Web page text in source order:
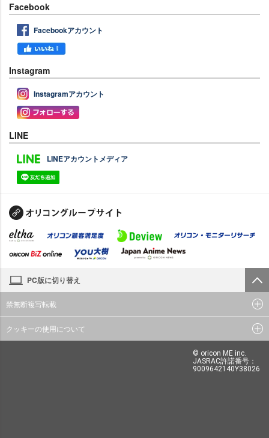
Facebook
Facebookアカウント
Instagram
Instagramアカウント
LINE
LINEアカウントメディア
PC版に切り替え
禁無断複写転載
クッキーの使用について
© oricon ME inc.
JASRAC許諾番号：
9009642140Y38026